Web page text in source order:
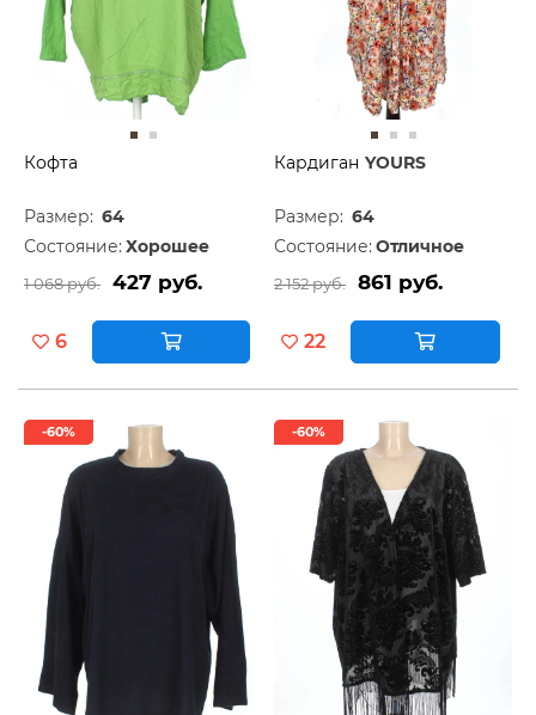
Кофта
Размер: 64
Состояние: Хорошее
1 068 руб. 427 руб.
6
Кардиган YOURS
Размер: 64
Состояние: Отличное
2 152 руб. 861 руб.
22
-60% -60%